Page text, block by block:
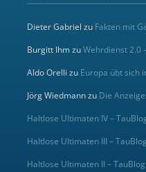
Dieter Gabriel zu Fakten mit
Burgitt IhmzuWehrdienst 2.0
Aldo Orelli zu Europa übt sich
Jörg Wiedmannzu Die
Haltlose Ultimaten IV –
Haltlose Ultimaten III – TauBlog
Haltlose Ultimaten II – TauBlog